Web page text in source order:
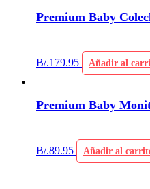
Premium Baby
B/.179.95 Añadir al
Premium Baby
B/.89.95 Añadir al